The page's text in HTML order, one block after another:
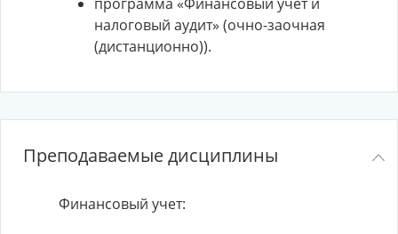
налоговый аудит» (очно-заочная
(дистанционно)).
Преподаваемые дисциплины
Финансовый учет: